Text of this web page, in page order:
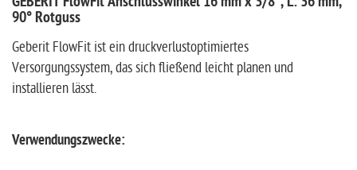
90° Rotguss
Geberit FlowFit ist ein druckverlustoptimiertes
Versorgungssystem, das sich fließend leicht planen und
installieren lässt.
Verwendungszwecke: